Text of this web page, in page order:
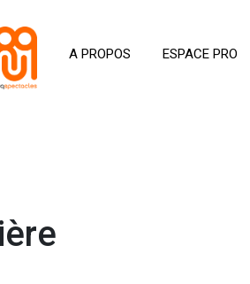
A PROPOS ESPACE PRO